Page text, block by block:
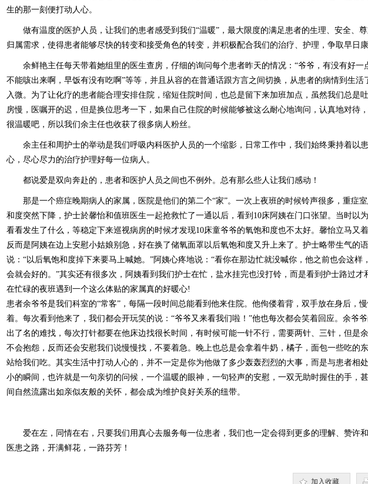
生的那一刻便打动人心。
做有温度的医护人员，让我们的患者感受到我们“温暖”，最大限度的满足患者的生理、安全、
归属需求，使得患者能够尽快的转变和接受角色的转变，并积极配合我们的治疗、护理，争取早日康
余鲜艳主任每天带着她组里的医生查房，仔细的询问每个患者昨天的情况：“爷爷，有没有好一
不能咳出来啊，早饭有没有吃啊”等等，并且从容的在普通话跟方言之间切换，从患者的病情到生活
入微。为了让化疗的患者能合理安排住院，缩短住院时间，也总是留下来加班加点，虽然我们总是
房慢，医嘱开的迟，但是换位思考一下，如果自己住院的时候能够被这么耐心地询问，认真地对待
很温暖吧，所以我们余主任也收获了很多病人粉丝。
余主任和周护士的举动是我们呼吸内科医护人员的一个缩影，日常工作中，我们始终秉持着以
心，尽心尽力的治疗护理好每一位病人。
都说爱是双向奔赴的，患者和医护人员之间也不例外。总有那么些人让我们感动！
那是一个癌症晚期病人的家属，医院是他们的第二个“家”。一次上夜班的时候铃声很多，重症
和度突然下降，护士於馨怡和值班医生一起抢救忙了一通以后，看到10床阿姨在门口张望。当时以
看看发生了什么，等稳定下来巡视病房的时候才发现10床童爷爷的氧饱和度也不太好。馨怡立马又着
反而是阿姨在边上安慰小姑娘别急，好在换了储氧面罩以后氧饱和度又升上来了。护士略带生气的
说：“以后氧饱和度掉下来要马上喊她。”阿姨心疼地说：“看你在那边忙就没喊你，他之前也会这样
会就会好的。”其实还有很多次，阿姨看到我们护士在忙，盐水挂完也没打铃，而是看到护士路过才
在忙碌的夜班遇到一个这么体贴的家属真的好暖心!
患者余爷爷是我们科室的“常客”，每隔一段时间总能看到他来住院。他佝偻着背，双手放在身后，
着。每次看到他来了，我们都会开玩笑的说：“爷爷又来看我们啦！”他也每次都会笑着回应。余爷
出了名的难找，每次打针都要在他床边找很长时间，有时候可能一针不行，需要两针、三针，但是
不会抱怨，反而还会安慰我们说慢慢找，不要着急。晚上也总是会拿着牛奶，橘子，面包一些吃的
站给我们吃。其实生活中打动人心的，并不一定是你为他做了多少轰轰烈烈的大事，而是与患者相
小的瞬间，也许就是一句亲切的问候，一个温暖的眼神，一句轻声的安慰，一双无助时握住的手，
间自然流露出如亲似友般的关怀，都会成为维护良好关系的纽带。
爱在左，同情在右，只要我们用真心去服务每一位患者，我们也一定会得到更多的理解、赞许
医患之路，开满鲜花，一路芬芳！
加入收藏